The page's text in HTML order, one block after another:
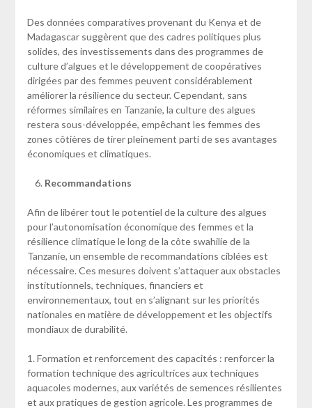
Des données comparatives provenant du Kenya et de
Madagascar suggèrent que des cadres politiques plus
solides, des investissements dans des programmes de
culture d’algues et le développement de coopératives
dirigées par des femmes peuvent considérablement
améliorer la résilience du secteur. Cependant, sans
réformes similaires en Tanzanie, la culture des algues
restera sous-développée, empêchant les femmes des
zones côtières de tirer pleinement parti de ses avantages
économiques et climatiques.
Recommandations
Afin de libérer tout le potentiel de la culture des algues
pour l’autonomisation économique des femmes et la
résilience climatique le long de la côte swahilie de la
Tanzanie, un ensemble de recommandations ciblées est
nécessaire. Ces mesures doivent s’attaquer aux obstacles
institutionnels, techniques, financiers et
environnementaux, tout en s’alignant sur les priorités
nationales en matière de développement et les objectifs
mondiaux de durabilité.
1. Formation et renforcement des capacités : renforcer la
formation technique des agricultrices aux techniques
aquacoles modernes, aux variétés de semences résilientes
et aux pratiques de gestion agricole. Les programmes de